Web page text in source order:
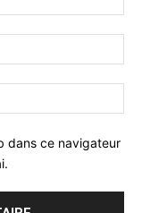
dans ce navigateur